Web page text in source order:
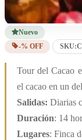
Nuevo
-% OFF
SKU:
Tour del Cacao
el cacao en un
Salidas: Diarias
Duración: 14
Lugares: Finca